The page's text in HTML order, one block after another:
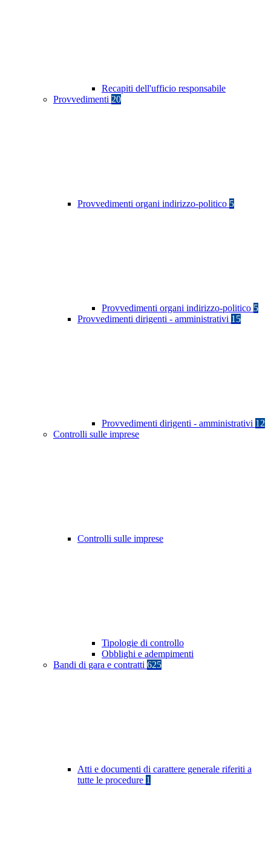
Recapiti dell'ufficio responsabile
Provvedimenti 20
Provvedimenti organi indirizzo-politico 5
Provvedimenti organi indirizzo-politico 5
Provvedimenti dirigenti - amministrativi 15
Provvedimenti dirigenti - amministrativi 12
Controlli sulle imprese
Controlli sulle imprese
Tipologie di controllo
Obblighi e adempimenti
Bandi di gara e contratti 625
Atti e documenti di carattere generale riferiti a
tutte le procedure 1